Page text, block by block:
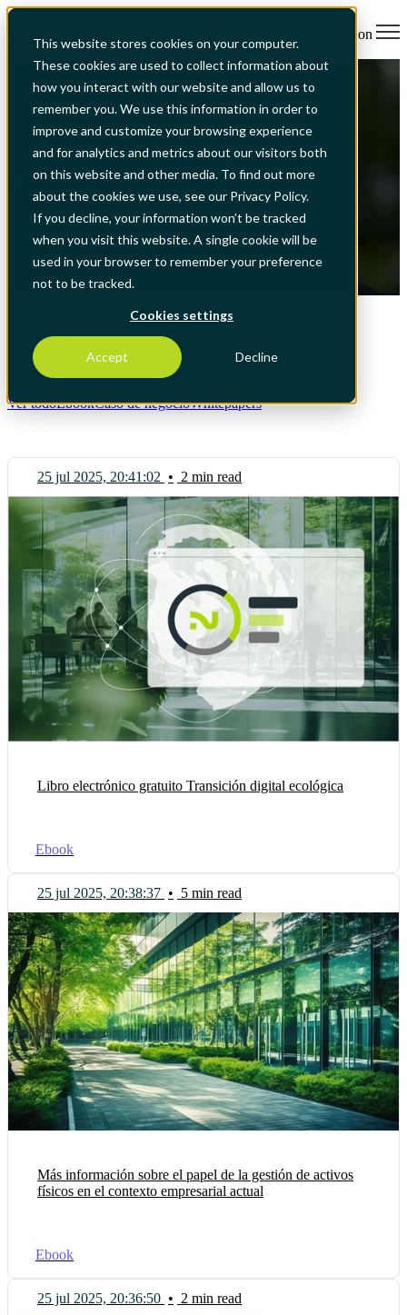
This website stores cookies on your computer.
These cookies are used to collect information about
how you interact with our website and allow us to
remember you. We use this information in order to
improve and customize your browsing experience
and for analytics and metrics about our visitors both
on this website and other media. To find out more
about the cookies we use, see our Privacy Policy.
If you decline, your information won’t be tracked
when you visit this website. A single cookie will be
used in your browser to remember your preference
not to be tracked.
Cookies settings
Accept Decline
Open main navigation
Whitepapers
Cómo la IA puede transformar la
sostenibilidad en su empresa
byNextbitt
25 jul 2025, 20:24:11
Descubra cómo la IA puede transformar la sostenibilidad en su
Read More
Posts about Whitepapers
Ver todoEbookCaso de negocioWhitepapers
25 jul 2025, 20:41:02 • 2 min read
Libro electrónico gratuito Transición digital ecológica
Ebook
25 jul 2025, 20:38:37 • 5 min read
Más información sobre el papel de la gestión de activos
físicos en el contexto empresarial actual
Ebook
25 jul 2025, 20:36:50 • 2 min read